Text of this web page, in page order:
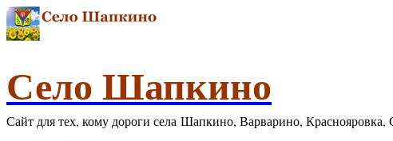
Село Шапкино
Сайт для тех, кому дороги села Шапкино, Варварино,